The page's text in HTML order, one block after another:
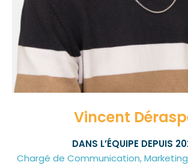
Vincent
DANS L’ÉQUIPE DEPUIS
Chargé de Communication,